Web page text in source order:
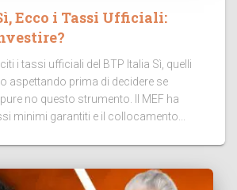
Ecco i Tassi Ufficiali:
i tassi ufficiali del BTP Italia Sì, quelli
aspettando prima di decidere se
no questo strumento. Il MEF ha
minimi garantiti e il collocamento...